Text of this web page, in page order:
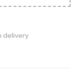
delivery